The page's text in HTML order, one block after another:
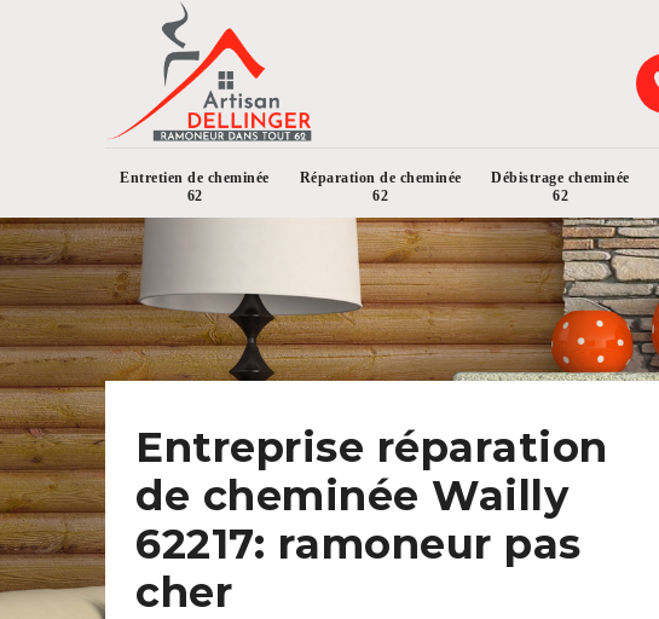
Entretien de cheminée
62
Réparation de cheminée
62
Débistrage cheminée
62
Entreprise réparation
de cheminée Wailly
62217: ramoneur pas
cher